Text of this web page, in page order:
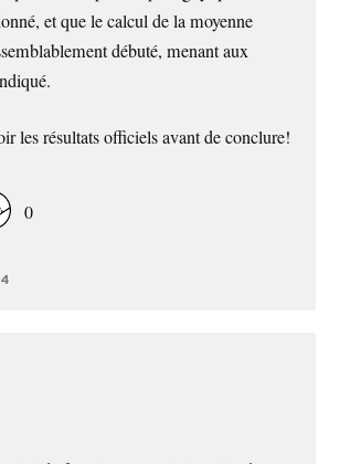
et que le calcul de la moyenne
débuté, menant aux
les résultats officiels avant de conclure!
0